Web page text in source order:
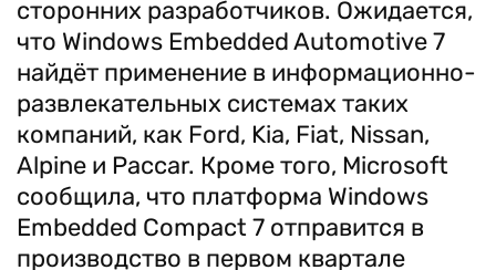
сторонних разработчиков. Ожидается,
что Windows Embedded Automotive 7
найдёт применение в информационно-
развлекательных системах таких
компаний, как Ford, Kia, Fiat, Nissan,
Alpine и Paccar. Кроме того, Microsoft
сообщила, что платформа Windows
Embedded Compact 7 отправится в
производство в первом квартале